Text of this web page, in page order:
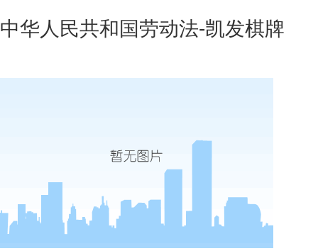
中华人民共和国劳动法-凯发棋牌